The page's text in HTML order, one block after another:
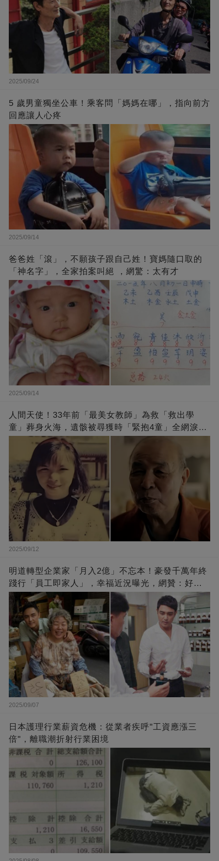
2025/09/24
5 歲男童獨坐公車！乘客問「媽媽在哪」，指向前方
回應讓人心疼
2025/09/14
爸爸姓「滾」，不願孩子跟自己姓！寶媽隨口取的
「神名字」，全家拍案叫絕 ，網驚：太有才
2025/09/14
人間天使！33年前「最美女教師」為救「救出學
童」葬身火海，遺骸被尋獲時「緊抱4童」全網淚
崩：真正的英雄不該被遺忘
2025/09/12
明道轉型企業家「月入2億」不忘本！豪發千萬年終
踐行「員工即家人」，幸福近況曝光，網贊：好老
闆的福報
2025/09/07
日本護理行業薪資危機：從業者疾呼"工資應漲三
倍"，離職潮折射行業困境